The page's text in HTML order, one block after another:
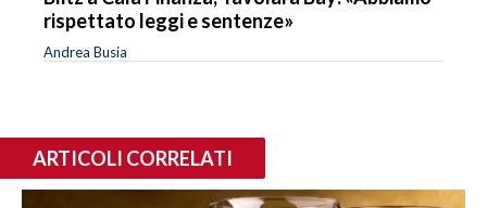
rispettato leggi e sentenze»
Andrea Busia
ARTICOLI CORRELATI